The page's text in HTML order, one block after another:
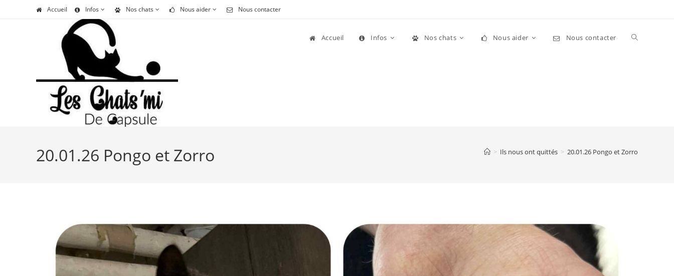
Accueil Infos Nos chats Nous aider Nous contacter
Accueil Infos Nos chats Nous aider Nous contacter Toggle
20.01.26 Pongo et Zorro > Ils nous ont quittés > 20.01.26 Pongo et Zorro